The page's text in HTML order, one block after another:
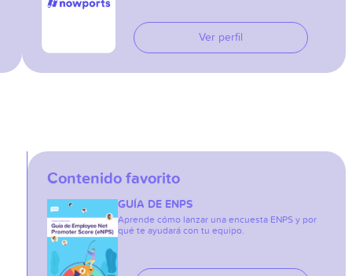
Ver perfil
Contenido favorito
GUÍA DE ENPS
Aprende cómo lanzar una encuesta ENPS y por
qué te ayudará con tu equipo.